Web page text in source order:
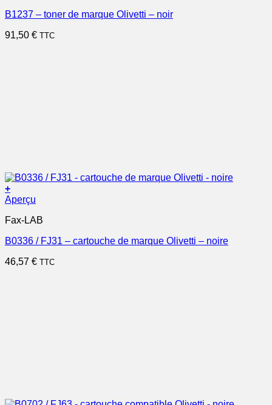
B1237 – toner de marque Olivetti – noir
91,50 € TTC
+
Aperçu
Fax-LAB
B0336 / FJ31 – cartouche de marque Olivetti – noire
46,57 € TTC